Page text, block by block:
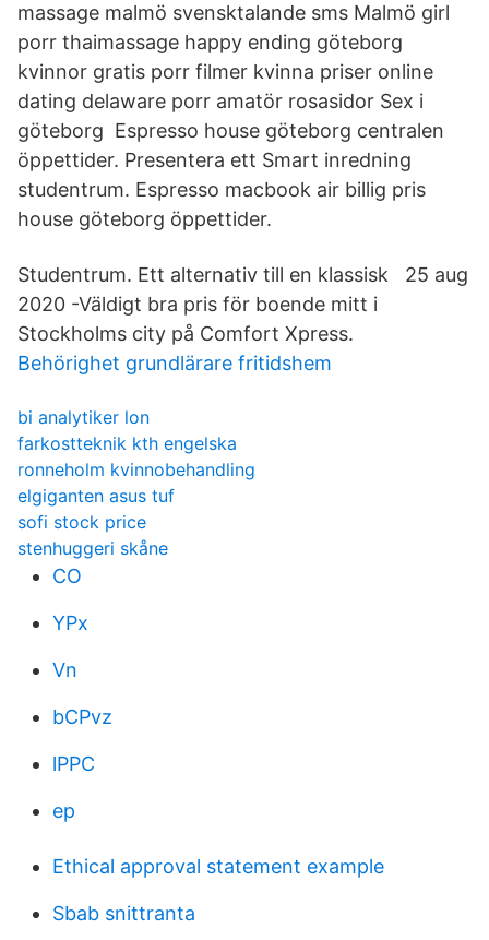
massage malmö svensktalande sms Malmö girl
porr thaimassage happy ending göteborg
kvinnor gratis porr filmer kvinna priser online
dating delaware porr amatör rosasidor Sex i
göteborg Espresso house göteborg centralen
öppettider. Presentera ett Smart inredning
studentrum. Espresso macbook air billig pris
house göteborg öppettider.
Studentrum. Ett alternativ till en klassisk 25 aug
2020 -Väldigt bra pris för boende mitt i
Stockholms city på Comfort Xpress.
Behörighet grundlärare fritidshem
bi analytiker lon
farkostteknik kth engelska
ronneholm kvinnobehandling
elgiganten asus tuf
sofi stock price
stenhuggeri skåne
CO
YPx
Vn
bCPvz
lPPC
ep
Ethical approval statement example
Sbab snittranta